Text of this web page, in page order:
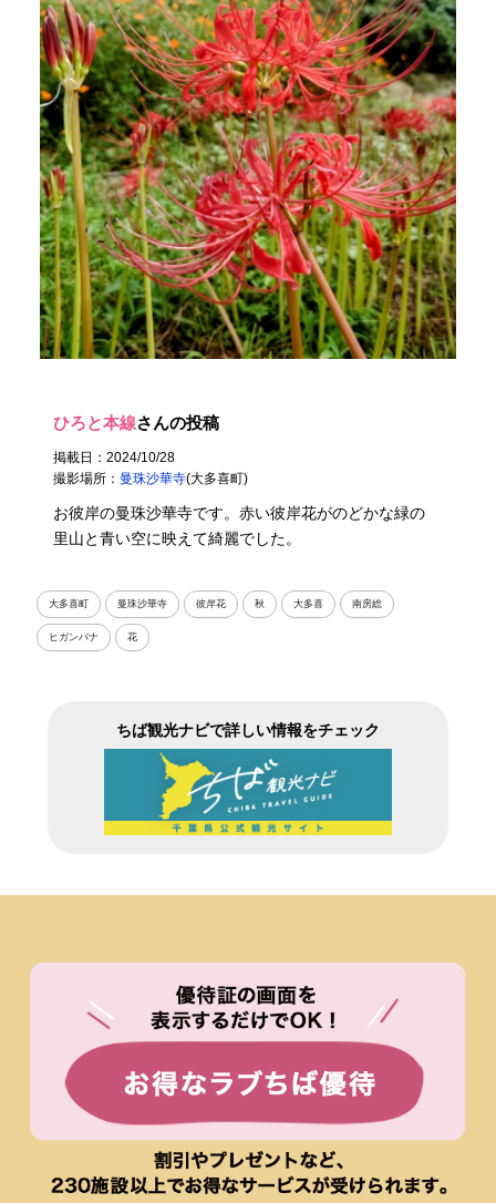
ひろと本線さんの投稿
掲載日：2024/10/28
撮影場所： 曼珠沙華寺(大多喜町)
お彼岸の曼珠沙華寺です。赤い彼岸花がのどかな緑の
里山と青い空に映えて綺麗でした。
大多喜町 曼珠沙華寺 彼岸花 秋 大多喜 南房総
ヒガンバナ 花
ちば観光ナビで詳しい情報をチェック